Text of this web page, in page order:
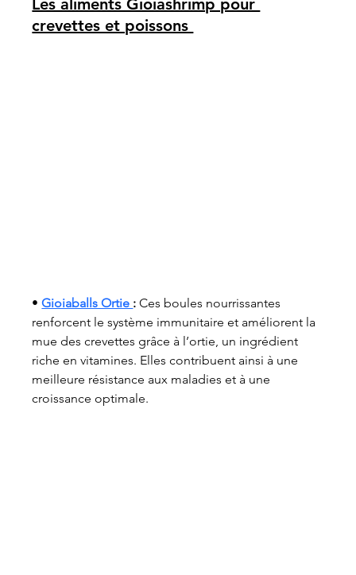
Les aliments Gioiashrimp pour
crevettes et poissons
• Gioiaballs Ortie : Ces boules nourrissantes
renforcent le système immunitaire et améliorent la
mue des crevettes grâce à l’ortie, un ingrédient
riche en vitamines. Elles contribuent ainsi à une
meilleure résistance aux maladies et à une
croissance optimale.